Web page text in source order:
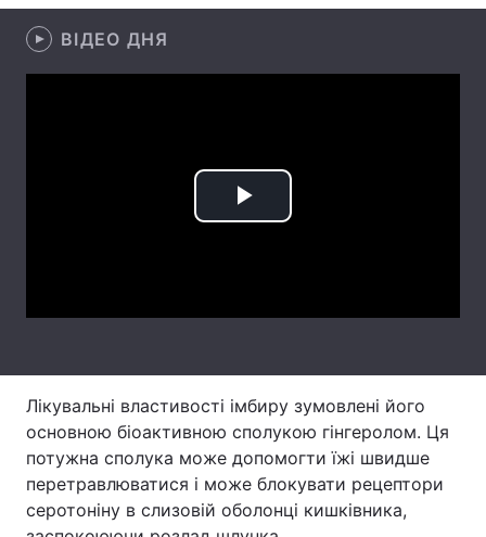
Відео з Youtube Статті
Інтерв'ю
Тема оформлення
ВІДЕО ДНЯ
Play
Лікувальні властивості імбиру зумовлені його
основною біоактивною сполукою гінгеролом. Ця
потужна сполука може допомогти їжі швидше
перетравлюватися і може блокувати рецептори
серотоніну в слизовій оболонці кишківника,